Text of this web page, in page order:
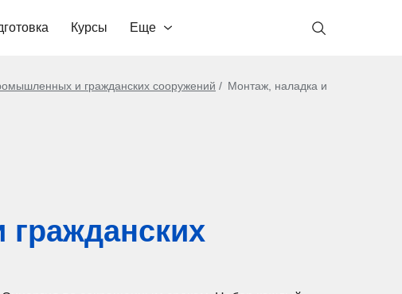
Курсы Еще
и гражданских сооружений
Монтаж, наладка и